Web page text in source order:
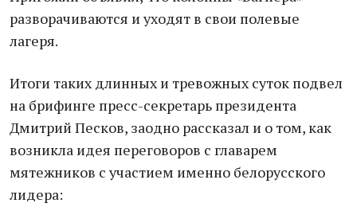
разворачиваются и уходят в свои полевые
лагеря.
Итоги таких длинных и тревожных суток подвел
на брифинге пресс-секретарь президента
Дмитрий Песков, заодно рассказал и о том, как
возникла идея переговоров с главарем
мятежников с участием именно белорусского
лидера: